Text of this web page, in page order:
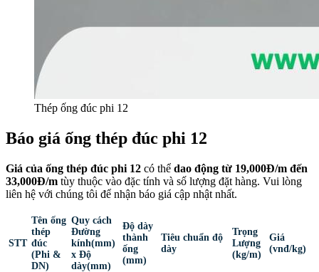
Thép ống đúc phi 12
Báo giá ống thép đúc phi 12
Giá của ống thép đúc phi 12 có thể dao động từ 19,000Đ/m đến
33,000Đ/m tùy thuộc vào đặc tính và số lượng đặt hàng. Vui lòng
liên hệ với chúng tôi để nhận báo giá cập nhật nhất.
STT
Tên ống
thép
đúc
(Phi &
DN)
Quy cách
Đường
kính(mm)
x Độ
dày(mm)
Độ dày
thành
ống
(mm)
Tiêu chuẩn độ
dày
Trọng
Lượng
(kg/m)
Giá
(vnđ/kg)